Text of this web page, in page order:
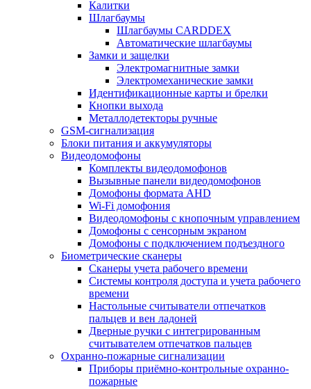
Калитки
Шлагбаумы
Шлагбаумы CARDDEX
Автоматические шлагбаумы
Замки и защелки
Электромагнитные замки
Электромеханические замки
Идентификационные карты и брелки
Кнопки выхода
Металлодетекторы ручные
GSM-сигнализация
Блоки питания и аккумуляторы
Видеодомофоны
Комплекты видеодомофонов
Вызывные панели видеодомофонов
Домофоны формата AHD
Wi-Fi домофония
Видеодомофоны с кнопочным управлением
Домофоны с сенсорным экраном
Домофоны с подключением подъездного
Биометрические сканеры
Сканеры учета рабочего времени
Системы контроля доступа и учета рабочего
времени
Настольные считыватели отпечатков
пальцев и вен ладоней
Дверные ручки с интегрированным
считывателем отпечатков пальцев
Охранно-пожарные сигнализации
Приборы приёмно-контрольные охранно-
пожарные